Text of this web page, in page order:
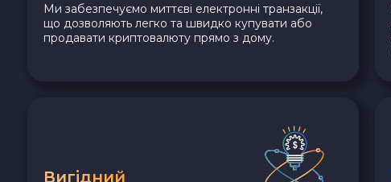
Ми забезпечуємо миттєві електронні транзакції,
що дозволяють легко та швидко купувати або
продавати криптовалюту прямо з дому.
Вигідний